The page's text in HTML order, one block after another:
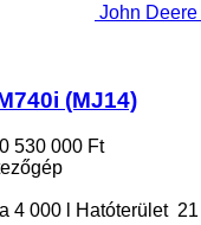
John
(MJ14)
530 000 Ft
4 000 l Hatóterület